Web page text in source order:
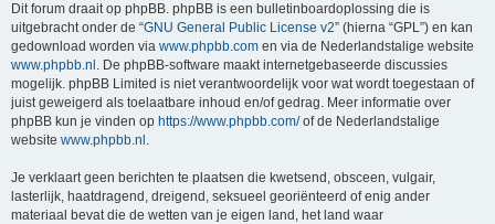
Dit forum draait op phpBB. phpBB is een bulletinboardoplossing die is
uitgebracht onder de “GNU General Public License v2” (hierna “GPL”) en kan
gedownload worden via www.phpbb.com en via de Nederlandstalige website
www.phpbb.nl . De phpBB-software maakt internetgebaseerde discussies
mogelijk. phpBB Limited is niet verantwoordelijk voor wat wordt toegestaan of
juist geweigerd als toelaatbare inhoud en/of gedrag. Meer informatie over
phpBB kun je vinden op https://www.phpbb.com/of de Nederlandstalige
website www.phpbb.nl .
Je verklaart geen berichten te plaatsen die kwetsend, obsceen, vulgair,
lasterlijk, haatdragend, dreigend, seksueel georiënteerd of enig ander
materiaal bevat die de wetten van je eigen land, het land waar